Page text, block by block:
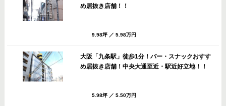
め居抜き店舗！！
9.98坪 ／ 5.98万円
大阪「九条駅」徒歩1分！バー・スナックおすす
め居抜き店舗！中央大通至近・駅近好立地！！
5.98坪 ／ 5.50万円